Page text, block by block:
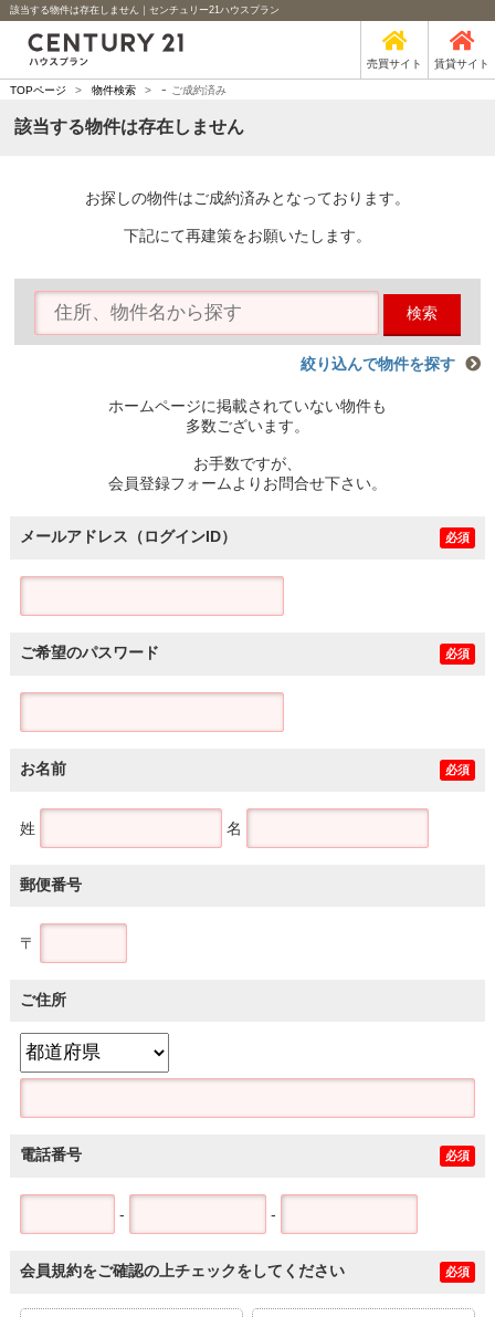
該当する物件は存在しません｜センチュリー21ハウスプラン
売買サイト 賃貸サイト
TOPページ > 物件検索 > - ご成約済み
該当する物件は存在しません
お探しの物件はご成約済みとなっております。
下記にて再建策をお願いたします。
検索
絞り込んで物件を探す
ホームページに掲載されていない物件も
多数ございます。
お手数ですが、
会員登録フォームよりお問合せ下さい。
メールアドレス（ログインID） 必須
ご希望のパスワード 必須
お名前 必須
姓 名
郵便番号
〒
ご住所
電話番号 必須
- -
会員規約をご確認の上チェックをしてください 必須